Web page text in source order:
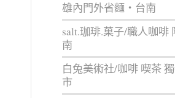
雄內門外省麵‧台南
salt.珈琲.菓子/職人咖
南
白兔美術社/咖啡 喫茶
市